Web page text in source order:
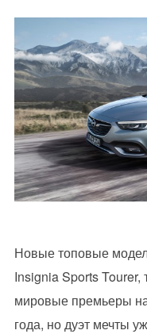
Новые топовые
Insignia Sports Tourer,
мировые премьеры
года, но дуэт мечты